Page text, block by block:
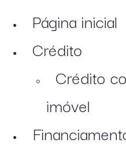
Página inicial
Crédito
Crédito
imóvel